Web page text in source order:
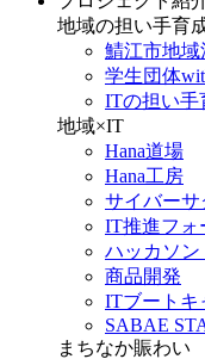
地域の担い手育
鯖江市地域
学生団体
ITの担い手
地域×IT
Hana道場
Hana工房
サイバーサ
IT推進フォ
ハッカソン
商品開発
ITブートキ
SABAE
まちなか賑わい